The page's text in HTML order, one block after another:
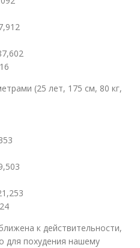
(25 лет, 175 см, 80 кг,
к действительности,
для похудения нашему